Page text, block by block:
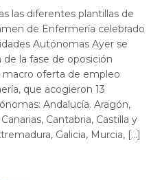
las diferentes plantillas de
de Enfermería celebrado
Autónomas Ayer se
la fase de oposición
oferta de empleo
que acogieron 13
Andalucía. Aragón,
Cantabria, Castilla y
Galicia, Murcia, […]